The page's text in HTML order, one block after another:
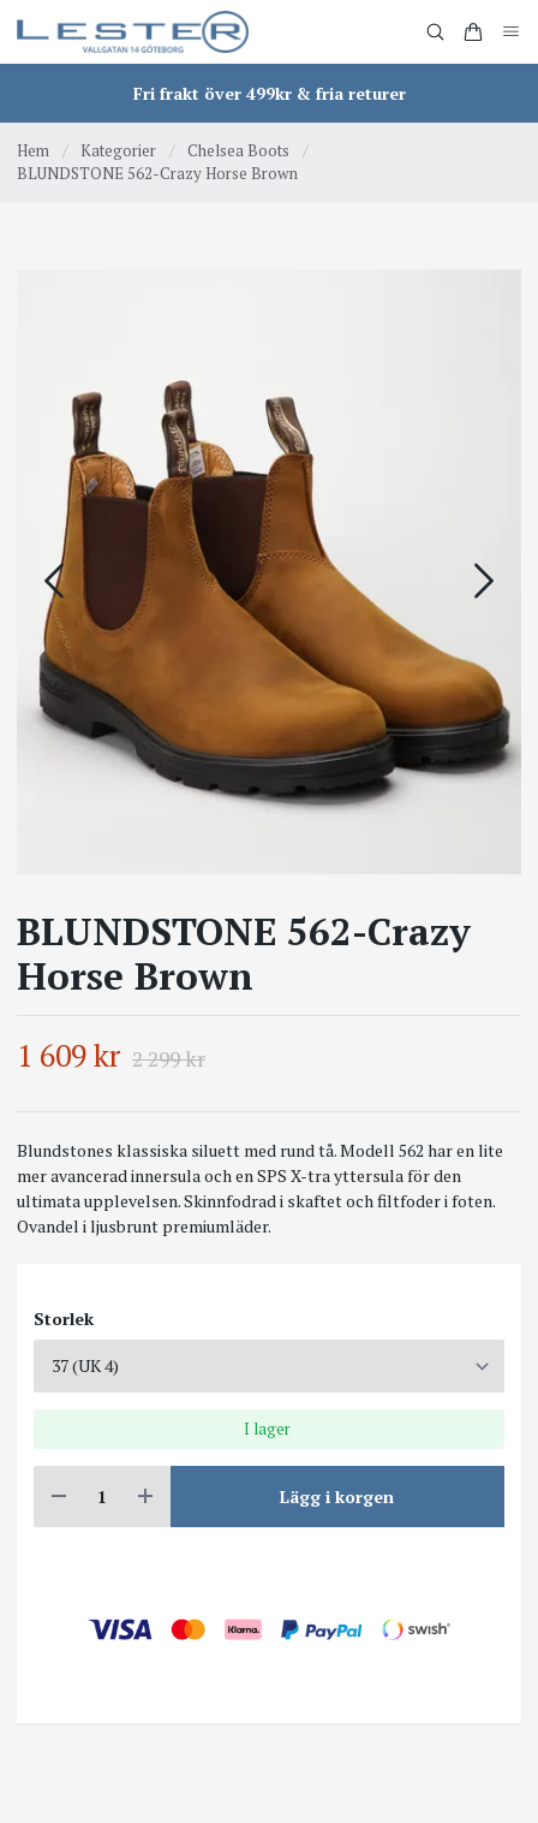
Fri frakt över 499kr & fria returer
Hem / Kategorier / Chelsea Boots
/
BLUNDSTONE 562-Crazy Horse Brown
BLUNDSTONE 562-Crazy
Horse Brown
1 609 kr 2 299 kr
Blundstones klassiska siluett med rund tå. Modell 562 har en lite
mer avancerad innersula och en SPS X-tra yttersula för den
ultimata upplevelsen. Skinnfodrad i skaftet och filtfoder i foten.
Ovandel i ljusbrunt premiumläder.
Storlek
I lager
Lägg i korgen